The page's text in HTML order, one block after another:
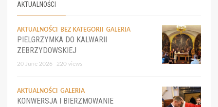
AKTUALNOŚCI
AKTUALNOŚCI BEZ KATEGORII GALERIA
PIELGRZYMKA DO KALWARII
ZEBRZYDOWSKIEJ
20 June 2026 220 views
AKTUALNOŚCI GALERIA
KONWERSJA I BIERZMOWANIE